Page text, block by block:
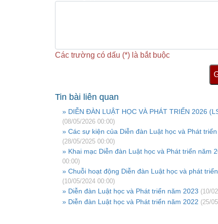
Các trường có dấu (*) là bắt buộc
Tin bài liên quan
» DIỄN ĐÀN LUẬT HỌC VÀ PHÁT TRIỂN 2026
(08/05/2026 00:00)
» Các sự kiện của Diễn đàn Luật học và Phát
(28/05/2025 00:00)
» Khai mạc Diễn đàn Luật học và Phát triển năm
00:00)
» Chuỗi hoạt động Diễn đàn Luật học và phát
(10/05/2024 00:00)
» Diễn đàn Luật học và Phát triển năm 2023 (10/
» Diễn đàn Luật học và Phát triển năm 2022 (25/